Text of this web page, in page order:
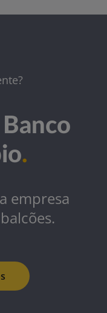
.
empresa